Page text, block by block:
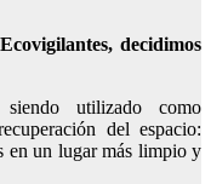
decidimos
utilizado como
del espacio:
en un lugar más limpio y